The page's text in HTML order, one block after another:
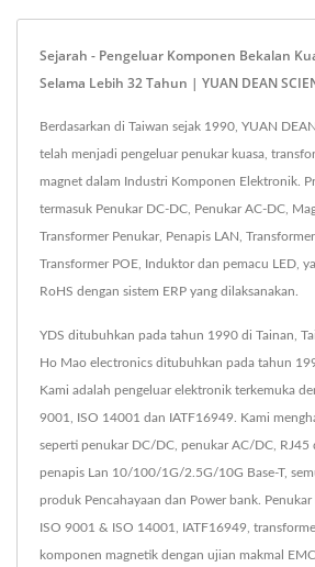
Sejarah - Pengeluar Komponen Bekalan
Selama Lebih 32 Tahun | YUAN DEAN
Berdasarkan di Taiwan sejak 1990, YUAN
telah menjadi pengeluar penukar kuasa,
magnet dalam Industri Komponen Elektronik.
termasuk Penukar DC-DC, Penukar AC-DC,
Transformer Penukar, Penapis LAN,
Transformer POE, Induktor dan pemacu LED,
RoHS dengan sistem ERP yang dilaksanakan.
YDS ditubuhkan pada tahun 1990 di Tainan,
Ho Mao electronics ditubuhkan pada tahun
Kami adalah pengeluar elektronik terkemuka
9001, ISO 14001 dan IATF16949. Kami
seperti penukar DC/DC, penukar AC/DC, RJ45
penapis Lan 10/100/1G/2.5G/10G Base-T,
produk Pencahayaan dan Power bank. Penukar
ISO 9001 & ISO 14001, IATF16949,
komponen magnetik dengan ujian makmal